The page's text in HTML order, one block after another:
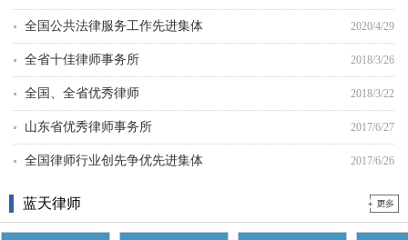
全国公共法律服务工作先进集体 2020/4/29
全省十佳律师事务所 2018/3/26
全国、全省优秀律师 2018/3/22
山东省优秀律师事务所 2017/6/27
全国律师行业创先争优先进集体 2017/6/26
全国工会职工法律援助等维权服务.. 2017/6/26
蓝天律师